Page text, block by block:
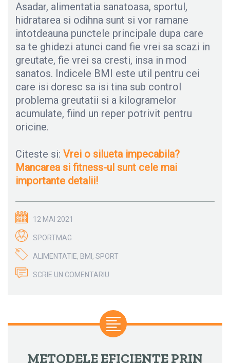
Asadar, alimentatia sanatoasa, sportul,
hidratarea si odihna sunt si vor ramane
intotdeauna punctele principale dupa care
sa te ghidezi atunci cand fie vrei sa scazi in
greutate, fie vrei sa cresti, insa in mod
sanatos. Indicele BMI este util pentru cei
care isi doresc sa isi tina sub control
problema greutatii si a kilogramelor
acumulate, fiind un reper potrivit pentru
oricine.
Citeste si: Vrei o silueta impecabila?
Mancarea si fitness-ul sunt cele mai
importante detalii!
12 MAI 2021
SPORTMAG
ALIMENTATIE, BMI , SPORT
SCRIE UN COMENTARIU
METODELE EFICIENTE PRIN